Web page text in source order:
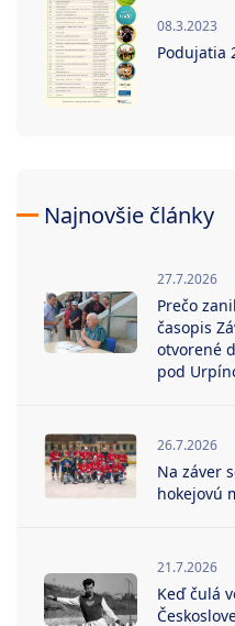
08.3.2023
Podujatia
Najnovšie články
27.7.2026
Prečo
časopis
otvorené
pod
26.7.2026
Na záver
hokejovú
21.7.2026
Keď čulá